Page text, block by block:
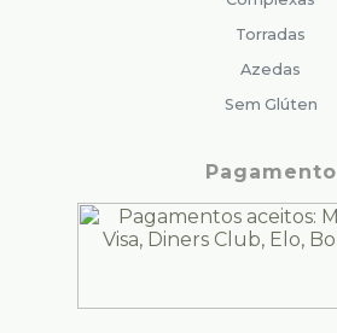
Torradas
Azedas
Sem Glúten
Pagamento